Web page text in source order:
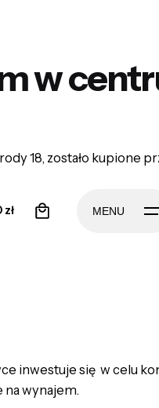
zł MENU
w
18, zostało kupione
inwestuje się w celu
wynajem.